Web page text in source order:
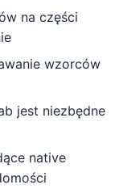
na części
wzorców
jest niezbędne
native